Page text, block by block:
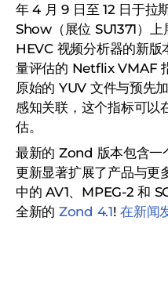
年 4 月 9 日至 12 日于拉
Show（展位 SU1371）上
HEVC 视频分析器的新
量评估的 Netflix VMAF
原始的 YUV 文件与预先
感知关联，这个指标可以
估。
最新的 Zond 版本包含一
更新显著扩展了产品与
中的 AV1、MPEG-2 和
全新的 Zond 4.1! 在新闻